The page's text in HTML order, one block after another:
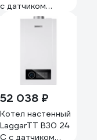
с датчиком
наружной
температуры
52 038 ₽
Котел настенный
LaggarTT B30 24
C с датчиком